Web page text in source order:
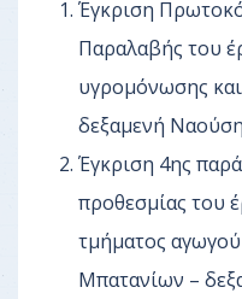
Έγκριση
Παραλαβής του
υγρομόνωσης
δεξαμενή
Έγκριση 4ης
προθεσμίας του
τμήματος
Μπατανίων –